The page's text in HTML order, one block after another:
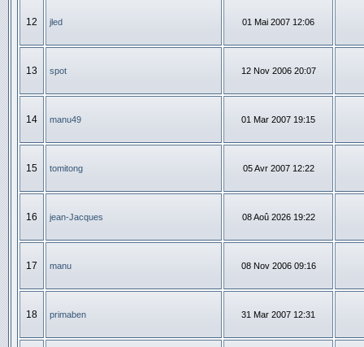
12 jled 01 Mai 2007 12:06
13 spot 12 Nov 2006 20:07
14 manu49 01 Mar 2007 19:15
15 tomitong 05 Avr 2007 12:22
16 jean-Jacques 08 Aoû 2026 19:22
17 manu 08 Nov 2006 09:16
18 primaben 31 Mar 2007 12:31